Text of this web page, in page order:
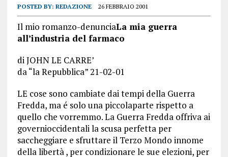
POSTED BY: REDAZIONE 26 FEBBRAIO 2001
Il mio romanzo-denunciaLa mia guerra
all’industria del farmaco
di JOHN LE CARRE’
da “la Repubblica” 21-02-01
LE cose sono cambiate dai tempi della Guerra
Fredda, ma é solo una piccolaparte rispetto a
quello che vorremmo. La Guerra Fredda offriva ai
governioccidentali la scusa perfetta per
saccheggiare e sfruttare il Terzo Mondo innome
della libertà , per condizionare le sue elezioni, per